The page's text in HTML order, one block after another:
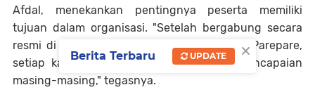
Afdal, menekankan pentingnya peserta memiliki
tujuan dalam organisasi. "Setelah bergabung secara
resmi di keluarga besar HPMM Korwil Kota Parepare,
setiap kader harus memiliki tujuan dan pencapaian
masing-masing," tegasnya.
×
Berita Terbaru UPDATE